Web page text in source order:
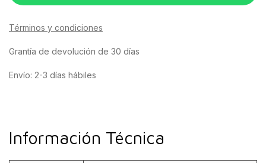
Términos y condiciones
Grantía de devolución de 30 días
Envío: 2-3 días hábiles
Información Técnica